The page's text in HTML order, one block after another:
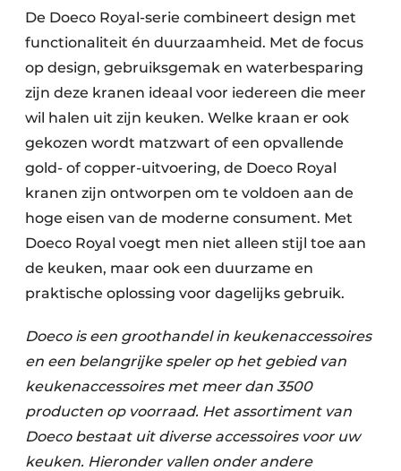
De Doeco Royal-serie combineert design met
functionaliteit én duurzaamheid. Met de focus
op design, gebruiksgemak en waterbesparing
zijn deze kranen ideaal voor iedereen die meer
wil halen uit zijn keuken. Welke kraan er ook
gekozen wordt matzwart of een opvallende
gold- of copper-uitvoering, de Doeco Royal
kranen zijn ontworpen om te voldoen aan de
hoge eisen van de moderne consument. Met
Doeco Royal voegt men niet alleen stijl toe aan
de keuken, maar ook een duurzame en
praktische oplossing voor dagelijks gebruik.
Doeco is een groothandel in keukenaccessoires
en een belangrijke speler op het gebied van
keukenaccessoires met meer dan 3500
producten op voorraad. Het assortiment van
Doeco bestaat uit diverse accessoires voor uw
keuken. Hieronder vallen onder andere